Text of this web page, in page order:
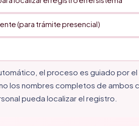
(para trámite presencial)
el proceso es guiado por
los nombres completos de ambos
pueda localizar el registro.